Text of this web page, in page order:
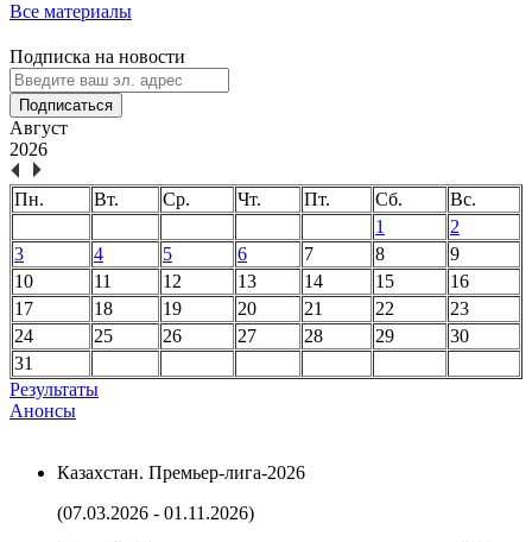
Все материалы
Подписка на новости
Подписаться
Август
2026
Пн. Вт. Ср. Чт. Пт. Сб.
Вс.
1
2
3
4 5 6 7 8
9
10
11 12 13 14 15
16
17
18 19 20 21 22
23
24
25 26 27 28 29
30
31
Результаты
Анонсы
Казахстан. Премьер-лига-2026
(07.03.2026 - 01.11.2026)